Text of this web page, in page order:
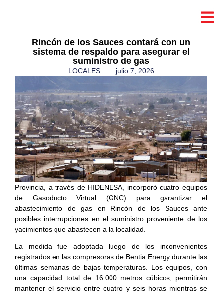
Rincón de los Sauces contará con un
sistema de respaldo para asegurar el
suministro de gas
LOCALES julio 7, 2026
Provincia, a través de HIDENESA, incorporó cuatro equipos
de Gasoducto Virtual (GNC) para garantizar el
abastecimiento de gas en Rincón de los Sauces ante
posibles interrupciones en el suministro proveniente de los
yacimientos que abastecen a la localidad.
La medida fue adoptada luego de los inconvenientes
registrados en las compresoras de Bentia Energy durante las
últimas semanas de bajas temperaturas. Los equipos, con
una capacidad total de 16.000 metros cúbicos, permitirán
mantener el servicio entre cuatro y seis horas mientras se